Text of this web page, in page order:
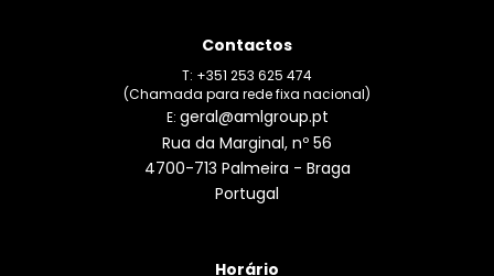
Contactos
T: +351 253 625 474
(Chamada para rede fixa nacional)
E: geral@amlgroup.pt
Rua da Marginal, nº 56
4700-713 Palmeira - Braga
Portugal
Horário